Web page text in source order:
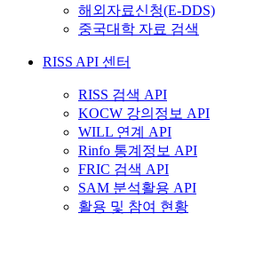
해외자료신청(E-DDS)
중국대학 자료 검색
RISS API 센터
RISS 검색 API
KOCW 강의정보 API
WILL 연계 API
Rinfo 통계정보 API
FRIC 검색 API
SAM 분석활용 API
활용 및 참여 현황